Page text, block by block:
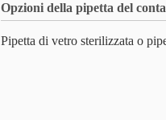
Opzioni della pipetta del
Pipetta di vetro sterilizzata o